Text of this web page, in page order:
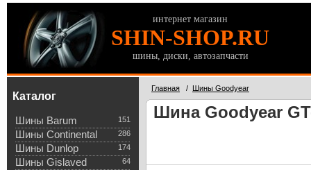
интернет магазин
SHIN-SHOP.RU
шины, диски, автозапчасти
Каталог
151
Шины Barum
286
Шины Continental
174
Шины Dunlop
64
Шины Gislaved
Главная / Шины Goodyear
Шина Goodyear